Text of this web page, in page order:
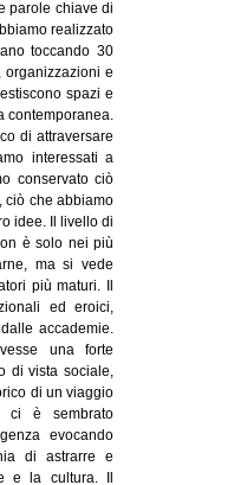
parole chiave di
realizzato
toccando 30
organizzazioni e
spazi e
contemporanea.
di attraversare
interessati a
conservato ciò
ciò che abbiamo
idee. Il livello di
è solo nei più
ma si vede
più maturi. Il
ed eroici,
accademie.
una forte
di vista sociale,
di un viaggio
ci è sembrato
evocando
di astrarre e
e la cultura. Il